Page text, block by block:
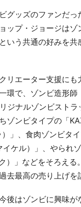
グッズのファンだっ
ップ・ジョージはゾ
いう共通の好みを共
リエーター支援にも
環で、ゾンビ造形
ジナルゾンビストラ
ゾンビタイプの「
）」、食肉ゾンビタ
イケル）」、やられ
）」などをそろえ
去最高の売り上げを
後はゾンビに興味が